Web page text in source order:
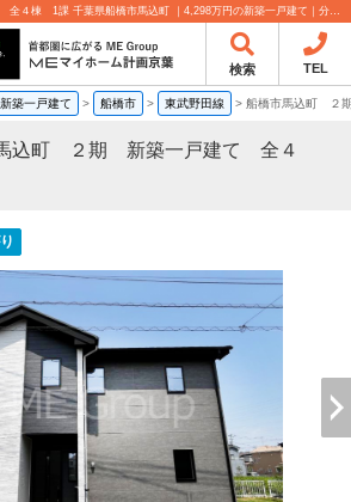
船橋市馬込町 ２期 新築一戸建て 全４棟 1課 千葉県船橋市馬込町 ｜4,298万円の新築一戸建て｜分譲住宅や新築物件｜MEマイホーム計画京葉株式会社
検索 TEL
新築一戸建て > 船橋市 > 東武野田線 > 船橋市馬込町 ２
込町 ２期 新築一戸建て 全４